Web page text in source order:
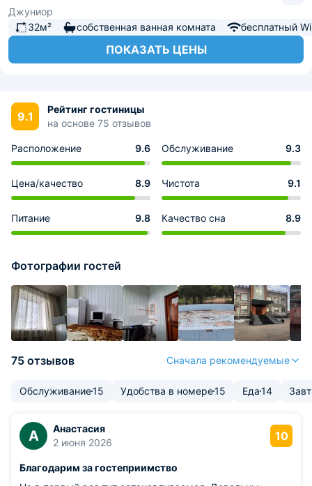
Джуниор
32м²
собственная ванная комната бесплатный
ПОКАЗАТЬ ЦЕНЫ
9.1
Рейтинг гостиницы
на основе 75 отзывов
Расположение 9.6 Обслуживание 9.3
Цена/качество 8.9 Чистота 9.1
Питание 9.8 Качество сна 8.9
Фотографии гостей
75 отзывов Сначала рекомендуемые
Обслуживание15 Удобства в номере15 Еда14
А
Анастасия
2 июня 2026
10
Благодарим за гостеприимство